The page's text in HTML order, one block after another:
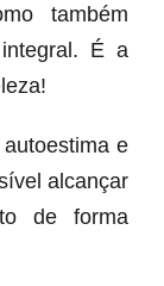
também
É a
e
alcançar
de forma